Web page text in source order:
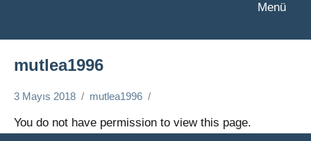
Menü
mutlea1996
3 Mayıs 2018 mutlea1996
You do not have permission to view this page.